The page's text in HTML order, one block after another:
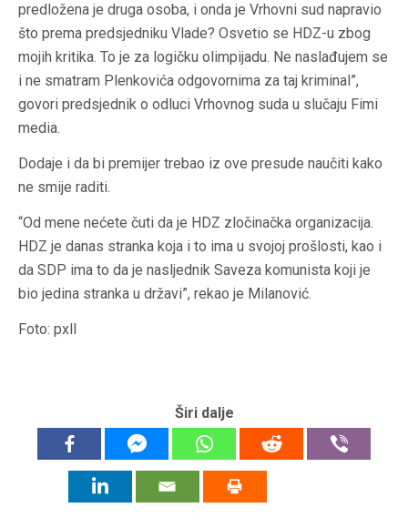
predložena je druga osoba, i onda je Vrhovni sud napravio
što prema predsjedniku Vlade? Osvetio se HDZ-u zbog
mojih kritika. To je za logičku olimpijadu. Ne naslađujem se
i ne smatram Plenkovića odgovornima za taj kriminal”,
govori predsjednik o odluci Vrhovnog suda u slučaju Fimi
media.
Dodaje i da bi premijer trebao iz ove presude naučiti kako
ne smije raditi.
“Od mene nećete čuti da je HDZ zločinačka organizacija.
HDZ je danas stranka koja i to ima u svojoj prošlosti, kao i
da SDP ima to da je nasljednik Saveza komunista koji je
bio jedina stranka u državi”, rekao je Milanović.
Foto: pxll
Širi dalje